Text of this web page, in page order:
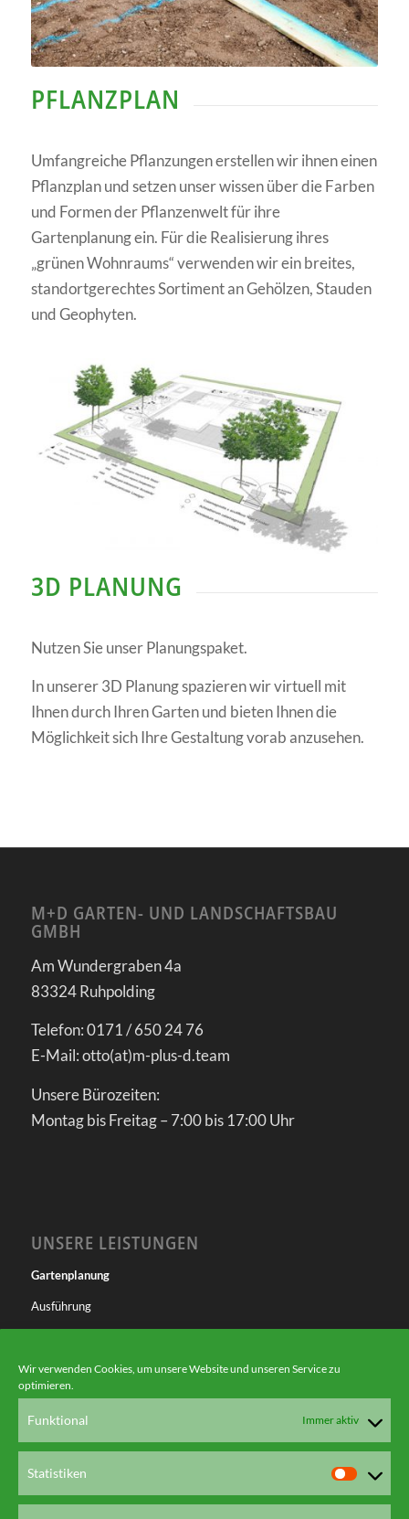
Wir verwenden Cookies, um unsere Website und unseren Service zu
optimieren.
Funktional Immer aktiv
Statistiken
PFLANZPLAN
Umfangreiche Pflanzungen erstellen wir ihnen einen
Pflanzplan und setzen unser wissen über die Farben
und Formen der Pflanzenwelt für ihre
Gartenplanung ein. Für die Realisierung ihres
„grünen Wohnraums“ verwenden wir ein breites,
standortgerechtes Sortiment an Gehölzen, Stauden
und Geophyten.
3D PLANUNG
Nutzen Sie unser Planungspaket.
In unserer 3D Planung spazieren wir virtuell mit
Ihnen durch Ihren Garten und bieten Ihnen die
Möglichkeit sich Ihre Gestaltung vorab anzusehen.
M+D GARTEN- UND LANDSCHAFTSBAU
GMBH
Am Wundergraben 4a
83324 Ruhpolding
Telefon: 0171 / 650 24 76
E-Mail: otto(at)m-plus-d.team
Unsere Bürozeiten:
Montag bis Freitag – 7:00 bis 17:00 Uhr
UNSERE LEISTUNGEN
Gartenplanung
Ausführung
Spielplatz
Poolbau
KONTAKT